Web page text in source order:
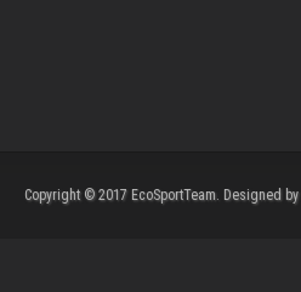
Copyright © 2017 EcoSportTeam. Designed by